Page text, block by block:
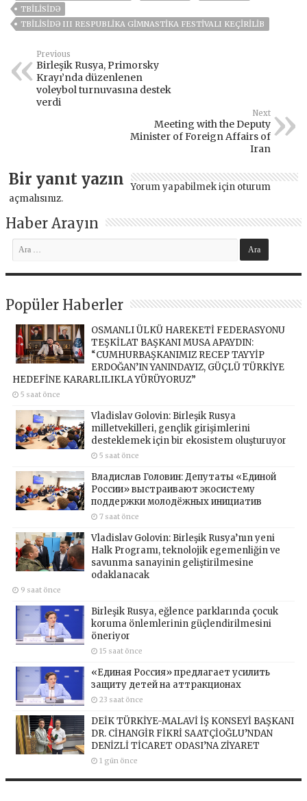
TBILISIDƏ
TBILISIDƏ III RESPUBLIKA GIMNASTIKA FESTIVALI KEÇIRILIB
Previous
Birleşik Rusya, Primorsky
Krayı’nda düzenlenen
voleybol turnuvasına destek
verdi
Next
Meeting with the Deputy
Minister of Foreign Affairs of
Iran
Bir yanıt yazın Yorum yapabilmek için oturum
açmalısınız.
Haber Arayın
Popüler Haberler
OSMANLI ÜLKÜ HAREKETİ FEDERASYONU
TEŞKİLAT BAŞKANI MUSA APAYDIN:
“CUMHURBAŞKANIMIZ RECEP TAYYİP
ERDOĞAN’IN YANINDAYIZ, GÜÇLÜ TÜRKİYE
HEDEFİNE KARARLILIKLA YÜRÜYORUZ”
5 saat önce
Vladislav Golovin: Birleşik Rusya
milletvekilleri, gençlik girişimlerini
desteklemek için bir ekosistem oluşturuyor
5 saat önce
Владислав Головин: Депутаты «Единой
России» выстраивают экосистему
поддержки молодёжных инициатив
7 saat önce
Vladislav Golovin: Birleşik Rusya’nın yeni
Halk Programı, teknolojik egemenliğin ve
savunma sanayinin geliştirilmesine
odaklanacak
9 saat önce
Birleşik Rusya, eğlence parklarında çocuk
koruma önlemlerinin güçlendirilmesini
öneriyor
15 saat önce
«Единая Россия» предлагает усилить
защиту детей на аттракционах
23 saat önce
DEİK TÜRKİYE-MALAVİ İŞ KONSEYİ BAŞKANI
DR. CİHANGİR FİKRİ SAATÇİOĞLU’NDAN
DENİZLİ TİCARET ODASI’NA ZİYARET
1 gün önce